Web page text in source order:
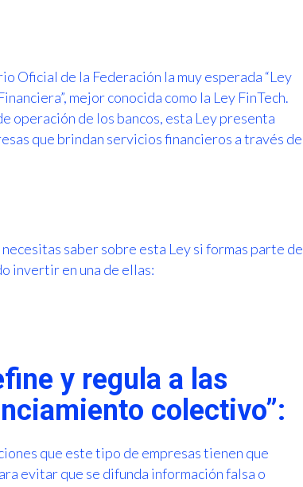
Oficial de la Federación la muy esperada “Ley
mejor conocida como la Ley FinTech.
operación de los bancos, esta Ley presenta
que brindan servicios financieros a través de
saber sobre esta Ley si formas parte de
invertir en una de ellas:
y regula a las
colectivo”:
que este tipo de empresas tienen que
evitar que se difunda información falsa o